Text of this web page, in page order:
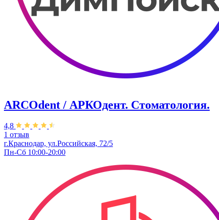
ARCOdent / АРКОдент. Стоматология.
4,8
1 отзыв
г.Краснодар, ул.Российская, 72/5
Пн-Сб 10:00-20:00